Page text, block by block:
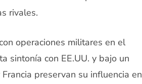
rivales.
operaciones militares en el
sintonía con EE.UU. y bajo un
preservan su influencia en